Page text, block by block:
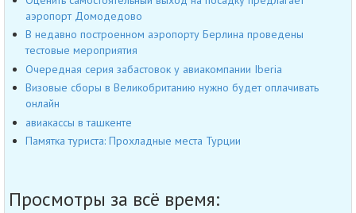
аэропорт Домодедово
В недавно построенном аэропорту Берлина проведены
тестовые мероприятия
Очередная серия забастовок у авиакомпании Iberia
Визовые сборы в Великобританию нужно будет оплачивать
онлайн
авиакассы в ташкенте
Памятка туриста: Прохладные места Турции
Просмотры за всё время: